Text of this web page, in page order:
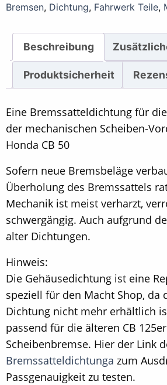
Bremsen, Dichtung, Fahrwerk Teile,
Beschreibung
Produktsicherheit
Eine Bremssatteldichtung für
der mechanischen Scheiben-
Honda CB 50
Sofern neue Bremsbeläge
Überholung des Bremssattels
Mechanik ist meist verharzt,
schwergängig. Auch aufgrund
alter Dichtungen.
Hinweis:
Die Gehäusedichtung ist eine
speziell für den Macht Shop, da
Dichtung nicht mehr erhältlich
passend für die älteren CB
Scheibenbremse. Hier der Link
Bremssatteldichtunga zum
Passgenauigkeit zu testen.